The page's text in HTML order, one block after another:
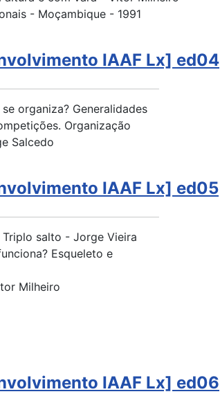
- Moçambique - 1991
IAAF Lx] ed04
organiza? Generalidades
Organização
Salcedo
IAAF Lx] ed05
salto - Jorge Vieira
Esqueleto e
Milheiro
IAAF Lx] ed06